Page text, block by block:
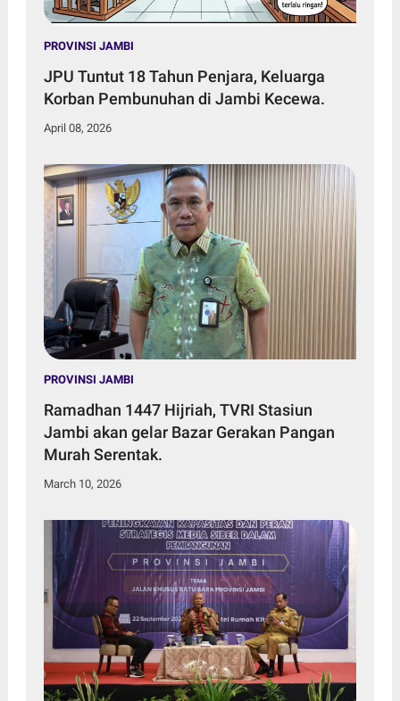
PROVINSI JAMBI
JPU Tuntut 18 Tahun Penjara, Keluarga
Korban Pembunuhan di Jambi Kecewa.
April 08, 2026
PROVINSI JAMBI
Ramadhan 1447 Hijriah, TVRI Stasiun
Jambi akan gelar Bazar Gerakan Pangan
Murah Serentak.
March 10, 2026